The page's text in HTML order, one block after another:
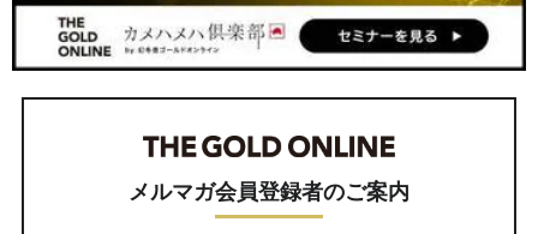
メルマガ会員登録者のご案内